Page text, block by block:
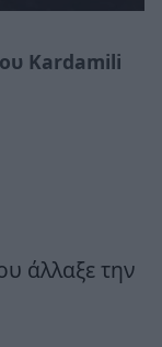
Kardamili
άλλαξε την